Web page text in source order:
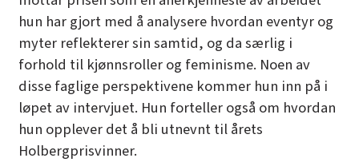
hun har gjort med å analysere hvordan eventyr og
myter reflekterer sin samtid, og da særlig i
forhold til kjønnsroller og feminisme. Noen av
disse faglige perspektivene kommer hun inn på i
løpet av intervjuet. Hun forteller også om hvordan
hun opplever det å bli utnevnt til årets
Holbergprisvinner.